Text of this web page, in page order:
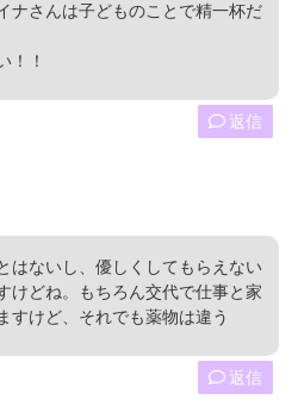
ナさんは子どものことで精一杯だ
！！
返信
はないし、優しくしてもらえない
けどね。もちろん交代で仕事と家
すけど、それでも薬物は違う
返信